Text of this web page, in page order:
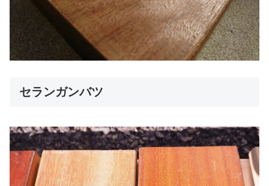
セランガンバツ